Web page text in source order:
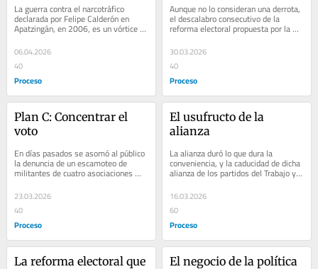
La guerra contra el narcotráfico
declarada por Felipe Calderón en
Apatzingán, en 2006, es un vórtice
de violencia que no para desde
entonces....
06.04.2026
40
Proceso
Aunque no lo consideran una derrota,
el descalabro consecutivo de la
reforma electoral propuesta por la
presidenta Claudia Sheinbaum es una
muestra de...
30.03.2026
40
Proceso
Plan C: Concentrar el
voto
En días pasados se asomó al público
la denuncia de un escamoteo de
militantes de cuatro asociaciones
partidos,...
23.03.2026
40
Proceso
El usufructo de la
alianza
La alianza duró lo que dura la
conveniencia, y la caducidad de dicha
alianza de los partidos del Trabajo y
Verde con Morena se terminó, pues
ya no...
16.03.2026
60
Proceso
La reforma electoral que
El negocio de la política